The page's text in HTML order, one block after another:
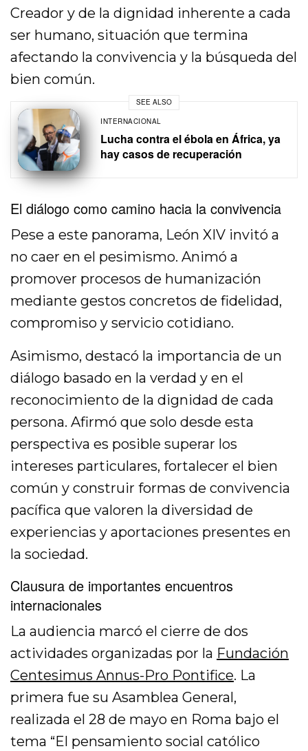
Creador y de la dignidad inherente a cada
ser humano, situación que termina
afectando la convivencia y la búsqueda del
bien común.
SEE ALSO
INTERNACIONAL
Lucha contra el ébola en África, ya
hay casos de recuperación
El diálogo como camino hacia la convivencia
Pese a este panorama, León XIV invitó a
no caer en el pesimismo. Animó a
promover procesos de humanización
mediante gestos concretos de fidelidad,
compromiso y servicio cotidiano.
Asimismo, destacó la importancia de un
diálogo basado en la verdad y en el
reconocimiento de la dignidad de cada
persona. Afirmó que solo desde esta
perspectiva es posible superar los
intereses particulares, fortalecer el bien
común y construir formas de convivencia
pacífica que valoren la diversidad de
experiencias y aportaciones presentes en
la sociedad.
Clausura de importantes encuentros
internacionales
La audiencia marcó el cierre de dos
actividades organizadas por la Fundación
Centesimus Annus-Pro Pontifice. La
primera fue su Asamblea General,
realizada el 28 de mayo en Roma bajo el
tema “El pensamiento social católico